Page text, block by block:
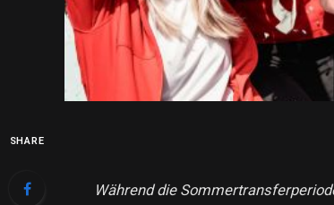
SHARE
Während die